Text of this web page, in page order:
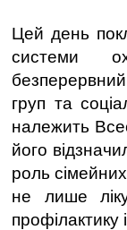
Цей день
системи
груп та
належить
його
роль
не лише
профілактику